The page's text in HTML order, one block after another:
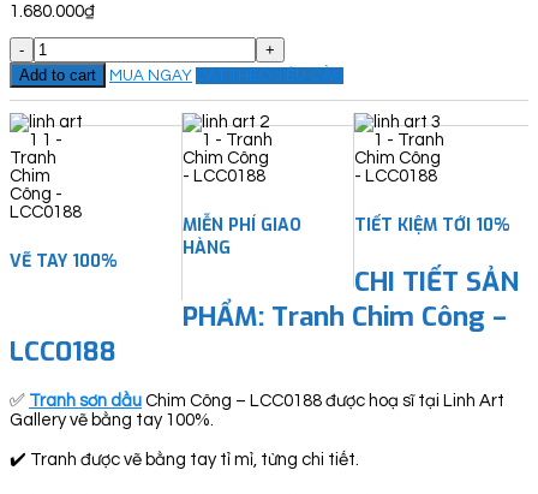
1.680.000₫
Tranh
Chim
Công
-
LCC0188
quantity
Add to cart MUA NGAY ĐẶT THEO YÊU CẦU
VẼ TAY 100%
MIỄN PHÍ GIAO
HÀNG
TIẾT KIỆM TỚI 10%
CHI TIẾT SẢN
PHẨM: Tranh Chim Công –
LCC0188
✅ Tranh sơn dầu Chim Công – LCC0188 được hoạ sĩ tại Linh Art
Gallery vẽ bằng tay 100%.
✔️ Tranh được vẽ bằng tay tỉ mỉ, từng chi tiết.